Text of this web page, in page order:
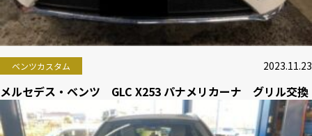
ベンツカスタム 2023.11.23
メルセデス・ベンツ GLC X253 パナメリカーナ グリル交換